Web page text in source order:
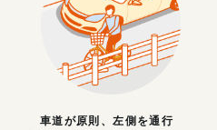
車道が原則、左側を通行